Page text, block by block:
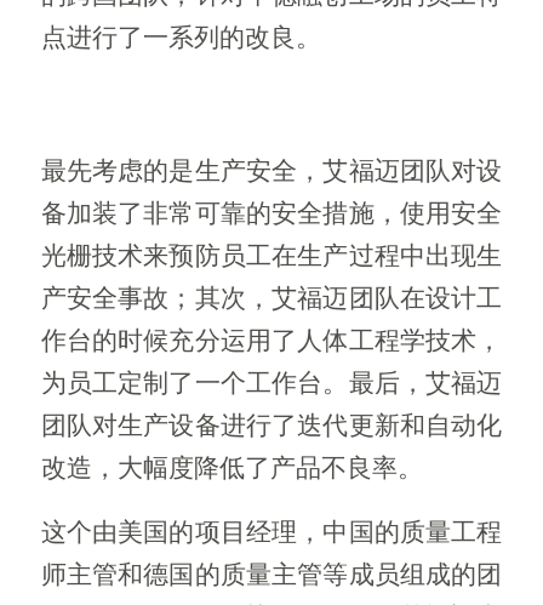
点进行了一系列的改良。
最先考虑的是生产安全，艾福迈团队对设
备加装了非常可靠的安全措施，使用安全
光栅技术来预防员工在生产过程中出现生
产安全事故；其次，艾福迈团队在设计工
作台的时候充分运用了人体工程学技术，
为员工定制了一个工作台。最后，艾福迈
团队对生产设备进行了迭代更新和自动化
改造，大幅度降低了产品不良率。
这个由美国的项目经理，中国的质量工程
师主管和德国的质量主管等成员组成的团